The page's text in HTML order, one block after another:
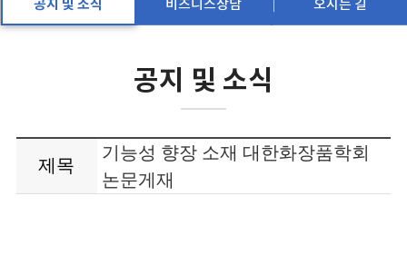
공지 및 소식 비즈니스상담 오시는 길
공지 및 소식
제목
기능성 향장 소재 대한화장품학회
논문게재